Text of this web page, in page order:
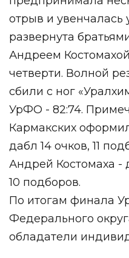
отрыв и увенчалась
развернута
Андреем
четверти. Волной
сбили с ног
УрФО - 82:74.
Кармакских
дабл 14 очков, 11
Андрей Костомаха -
10 подборов.
По итогам финала
Федерального
обладатели